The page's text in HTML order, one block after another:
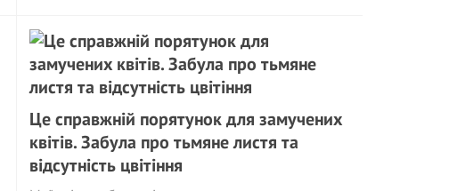
Це справжній порятунок для замучених
квітів. Забула про тьмяне листя та
відсутність цвітіння